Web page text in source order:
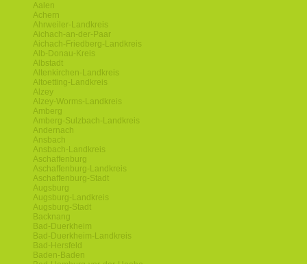
Aalen
Achern
Ahrweiler-Landkreis
Aichach-an-der-Paar
Aichach-Friedberg-Landkreis
Alb-Donau-Kreis
Albstadt
Altenkirchen-Landkreis
Altoetting-Landkreis
Alzey
Alzey-Worms-Landkreis
Amberg
Amberg-Sulzbach-Landkreis
Andernach
Ansbach
Ansbach-Landkreis
Aschaffenburg
Aschaffenburg-Landkreis
Aschaffenburg-Stadt
Augsburg
Augsburg-Landkreis
Augsburg-Stadt
Backnang
Bad-Duerkheim
Bad-Duerkheim-Landkreis
Bad-Hersfeld
Baden-Baden